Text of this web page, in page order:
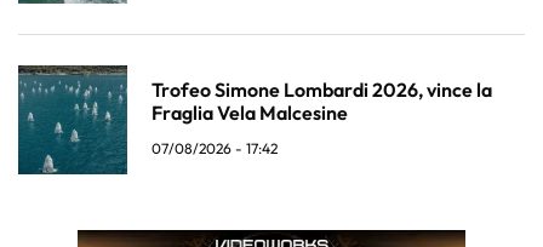
Trofeo Simone Lombardi 2026, vince la
Fraglia Vela Malcesine
07/08/2026 - 17:42